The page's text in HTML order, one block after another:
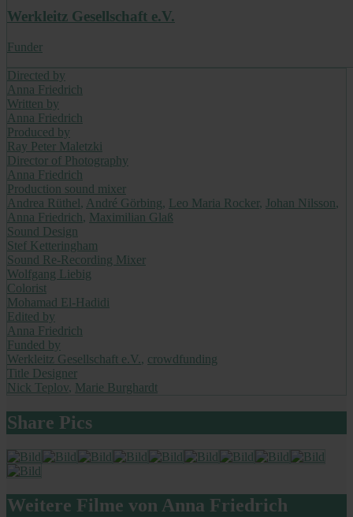
Werkleitz Gesellschaft e.V.
Funder
Directed by
Anna Friedrich
Written by
Anna Friedrich
Produced by
Ray Peter Maletzki
Director of Photography
Anna Friedrich
Production sound mixer
Andrea Rüthel, André Görbing, Leo Maria Rocker, Johan Nilsson,
Anna Friedrich, Maximilian Glaß
Sound Design
Stef Ketteringham
Sound Re-Recording Mixer
Wolfgang Liebig
Colorist
Mohamad El-Hadidi
Edited by
Anna Friedrich
Funded by
Werkleitz Gesellschaft e.V., crowdfunding
Title Designer
Nick Teplov, Marie Burghardt
Share Pics
Weitere Filme von Anna Friedrich